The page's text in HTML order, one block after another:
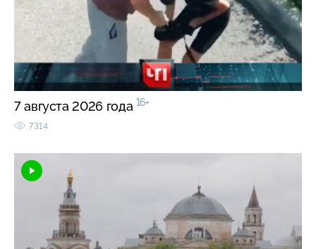
7 августа 2026 года 16+
7314